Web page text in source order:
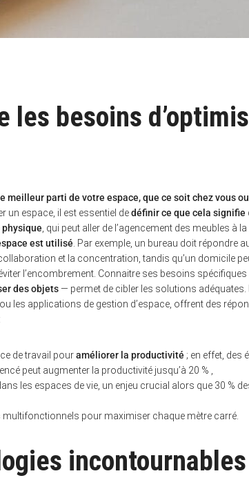
les besoins
meilleur parti de votre espace, que ce soit chez vous
un espace, il est essentiel dedéfinir ce que cela signifie
physique , qui peut aller de l’agencement des meubles
est utilisé . Par exemple, un bureau doit répondre
et la concentration, tandis qu’un domicile
l’encombrement. Connaitre ses besoins
des objets — permet de cibler les solutions
les applications de gestion d’espace, offrent des
de travail pouraméliorer la productivité ; en effet, des
peut augmenter la productivité jusqu’à 20 % ,
les espaces de vie, un enjeu crucial alors que 30 %
multifonctionnels pour maximiser chaque mètre carré.